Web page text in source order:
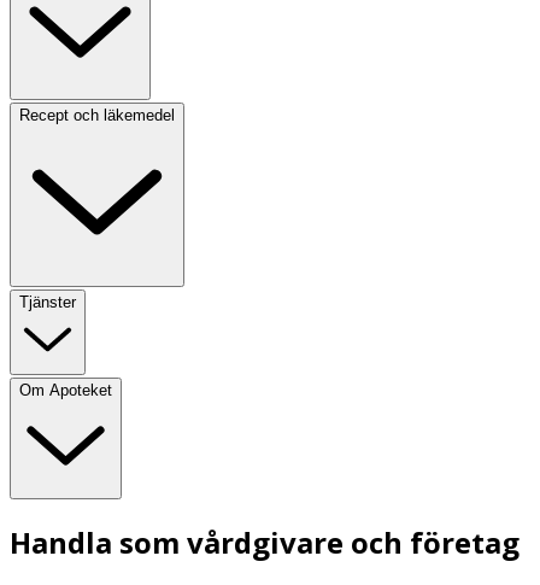
Recept och läkemedel
Tjänster
Om Apoteket
Handla som vårdgivare och företag